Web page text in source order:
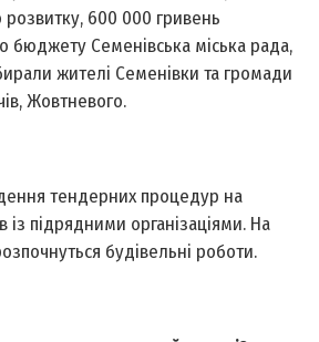
600 000 гривень
бюджету Семенівська міська рада,
жителі Семенівки та громади
Жовтневого.
тендерних процедур на
із підрядними організаціями. На
будівельні роботи.